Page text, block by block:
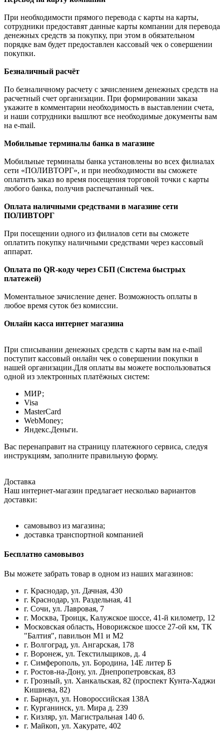
При необходимости прямого перевода с карты на карты,
сотрудники предоставят данные карты компании для перевода
денежных средств за покупку, при этом в обязательном
порядке вам будет предоставлен кассовый чек о совершении
покупки.
Безналичный расчёт
По безналичному расчету с зачислением денежных средств на
расчетный счет организации. При формировании заказа
укажите в комментарии необходимость в выставлении счета,
и наши сотрудники вышлют все необходимые документы вам
на e-mail.
Мобильные терминалы банка в магазине
Мобильные терминалы банка установлены во всех филиалах
сети «ПОЛИВТОРГ», и при необходимости вы сможете
оплатить заказ во время посещения торговой точки с карты
любого банка, получив распечатанный чек.
Оплата наличными средствами в магазине сети
ПОЛИВТОРГ
При посещении одного из филиалов сети вы сможете
оплатить покупку наличными средствами через кассовый
аппарат.
Оплата по QR-коду через СБП (Система быстрых
платежей)
Моментальное зачисление денег. Возможность оплаты в
любое время суток без комиссии.
Онлайн касса интернет магазина
При списывании денежных средств с карты вам на e-mail
поступит кассовый онлайн чек о совершении покупки в
нашей организации.Для оплаты вы можете воспользоваться
одной из электронных платёжных систем:
МИР;
Visa
MasterCard
WebMoney;
Яндекс.Деньги.
Вас перенаправит на страницу платежного сервиса, следуя
инструкциям, заполните правильную форму.
Доставка
Наш интернет-магазин предлагает несколько вариантов
доставки:
самовывоз из магазина;
доставка транспортной компанией
Бесплатно самовывоз
Вы можете забрать товар в одном из наших магазинов:
г. Краснодар, ул. Дачная, 430
г. Краснодар, ул. Раздельная, 41
г. Сочи, ул. Лавровая, 7
г. Москва, Троицк, Калужское шоссе, 41-й километр, 12
Московская область, Новорижское шоссе 27-ой км, ТК
"Балтия", павильон М1 и М2
г. Волгоград, ул. Ангарская, 178
г. Воронеж, ул. Текстильщиков, д. 4
г. Симферополь, ул. Бородина, 14Е литер Б
г. Ростов-на-Дону, ул. Днепропетровская, 83
г. Грозный, ул. Ханкальская, 82 (проспект Кунта-Хаджи
Кишиева, 82)
г. Барнаул, ул. Новороссийская 138А
г. Курганинск, ул. Мира д. 239
г. Кизляр, ул. Магистральная 140 б.
г. Майкоп, ул. Хакурате, 402